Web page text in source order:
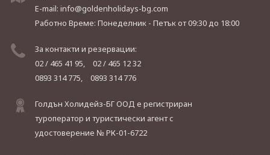
E-mail: info@goldenholidays-bg.com
Работно Време: Понеделник - Петъкот 09:30 до 18:00
За контакти и резервации:
02 / 465 41 95,
02 / 465 12 32
0893 314 775,
0893 314 776
Голдън Холидейз-БГ ООД е регистриран
туроператор и туристически агент с
удостоверение № РК-01-6722